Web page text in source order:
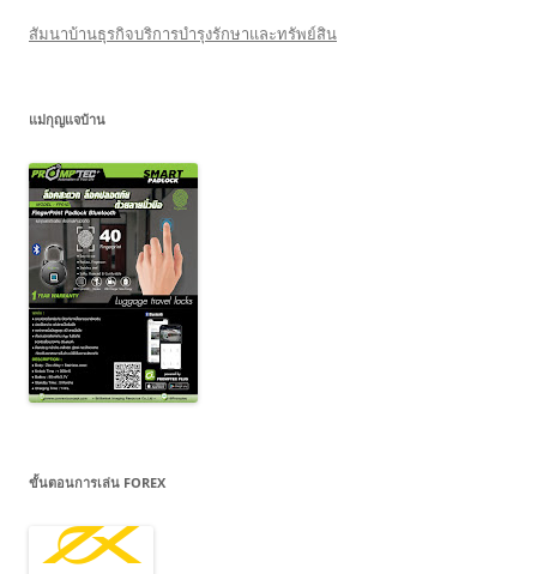
สัมนาบ้านธุรกิจบริการบำรุงรักษาและทรัพย์สิน
แม่กุญแจบ้าน
ขั้นตอนการเล่น FOREX